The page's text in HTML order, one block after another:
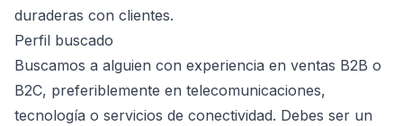
duraderas con clientes.
Perfil buscado
Buscamos a alguien con experiencia en ventas B2B o
B2C, preferiblemente en telecomunicaciones,
tecnología o servicios de conectividad. Debes ser un